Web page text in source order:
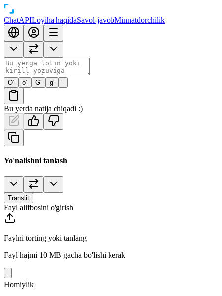
ChatAPILoyiha haqidaSavol-javobMinnatdorchilik
O‘ o‘ G‘ g‘ ’
Bu yerda natija chiqadi :)
Yo'nalishni tanlash
Translit
Fayl alifbosini o'girish
Faylni torting yoki tanlang
Fayl hajmi 10 MB gacha bo'lishi kerak
Homiylik